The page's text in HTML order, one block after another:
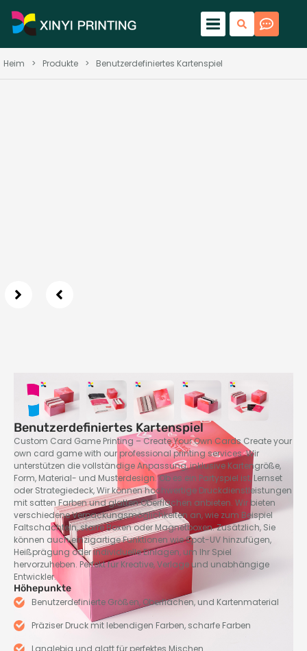
Heim > Produkte > Benutzerdefiniertes Kartenspiel
Benutzerdefiniertes Kartenspiel
Custom Card Game Printing – Create Your Own Cards Create your
own card game with our professional printing services. Wir
unterstützen die vollständige Anpassung, inklusive Kartengröße,
Form, Material- und Musterdesign. Ob es ein Partyspiel ist, Lernset
oder Strategiedeck, Wir können hochwertige Druckdienstleistungen
mit satten Farben und glatten Oberflächen anbieten. Wir bieten
verschiedene Verpackungsmöglichkeiten an, wie zum Beispiel
Faltschachteln, starre Boxen oder Magnetboxen. Zusätzlich, Sie
können auch einzigartige Funktionen wie Spot-UV hinzufügen,
Heißprägung oder individuelle Einlagen, um Ihr Spiel
hervorzuheben. Perfekt für Kreative, Verlage und unabhängige
Entwickler.
Höhepunkte
Benutzerdefinierte Größen, Oberflächen, und Kartenmaterial
Präziser Druck mit lebendigen Farben, scharfe Farben
Langlebig und glatt für perfektes Mischen